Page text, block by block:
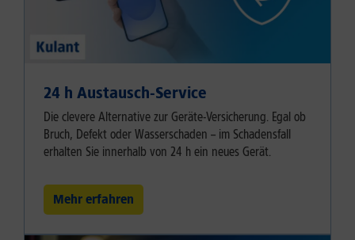
24 h Austausch-Service
Die clevere Alternative zur Geräte-Versicherung. Egal ob
Bruch, Defekt oder Wasserschaden – im Schadensfall
erhalten Sie innerhalb von 24 h ein neues Gerät.
Mehr erfahren